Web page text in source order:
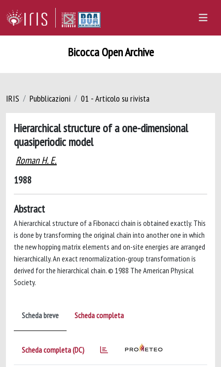
Bicocca Open Archive
IRIS Pubblicazioni 01 - Articolo su rivista
Hierarchical structure of a one-dimensional
quasiperiodic model
Roman H. E.
1988
Abstract
A hierarchical structure of a Fibonacci chain is obtained exactly. This
is done by transforming the original chain into another one in which
the new hopping matrix elements and on-site energies are arranged
hierarchically. An exact renormalization-group transformation is
derived for the hierarchical chain. © 1988 The American Physical
Society.
Scheda breve Scheda completa
Scheda completa (DC)